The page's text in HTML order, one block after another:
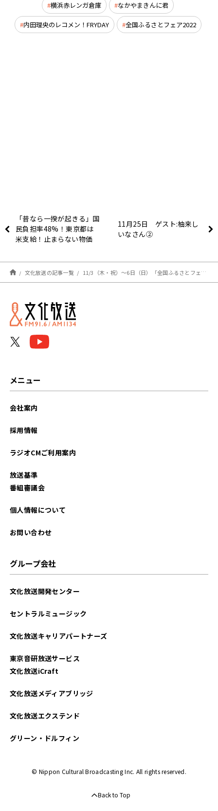
横浜赤レンガ倉庫 なかやまきんに君
内田理央のレコメン！FRYDAY 全国ふるさとフェア2022
「昔なら一揆が起きる」国
民負担率48%！東京都は
米支給！止まらない物価
これからどうなるの？
11月25日 ゲスト:柚来し
いなさん②
文化放送の記事一覧 11/3（木・祝）～6日（日）「全国ふるさとフェア2022」開催報告
メニュー
会社案内
採用情報
ラジオCMご利用案内
放送基準
番組審議会
個人情報について
お問い合わせ
グループ会社
文化放送開発センター
セントラルミュージック
文化放送キャリアパートナーズ
東京音研放送サービス
文化放送iCraft
文化放送メディアブリッジ
文化放送エクステンド
グリーン・ドルフィン
© Nippon Cultural Broadcasting Inc. All rights reserved.
Back to Top